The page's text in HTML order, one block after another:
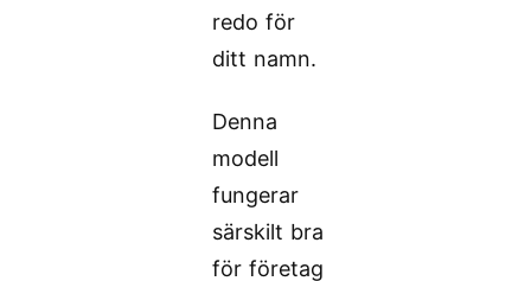
redo för
ditt namn.
Denna
modell
fungerar
särskilt bra
för företag